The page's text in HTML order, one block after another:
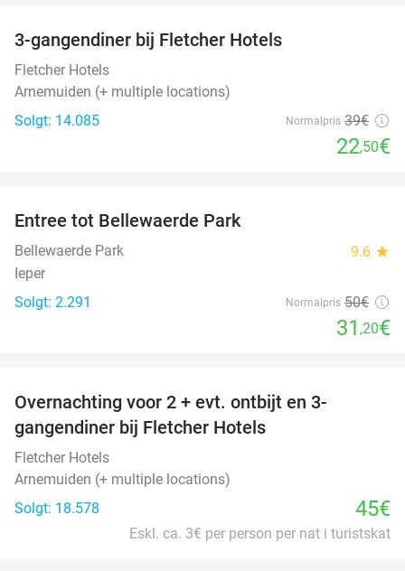
3-gangendiner bij Fletcher Hotels
Fletcher Hotels
Arnemuiden (+ multiple locations)
Solgt: 14.085
Normalpris 39€
22,50€
Entree tot Bellewaerde Park
Bellewaerde Park 9.6 star
Ieper
Solgt: 2.291
Normalpris 50€
31 ,20€
Overnachting voor 2 + evt. ontbijt en 3-
gangendiner bij Fletcher Hotels
Fletcher Hotels
Arnemuiden (+ multiple locations)
Solgt: 18.578
45€
Eskl. ca. 3€ per person per nat i turistskat